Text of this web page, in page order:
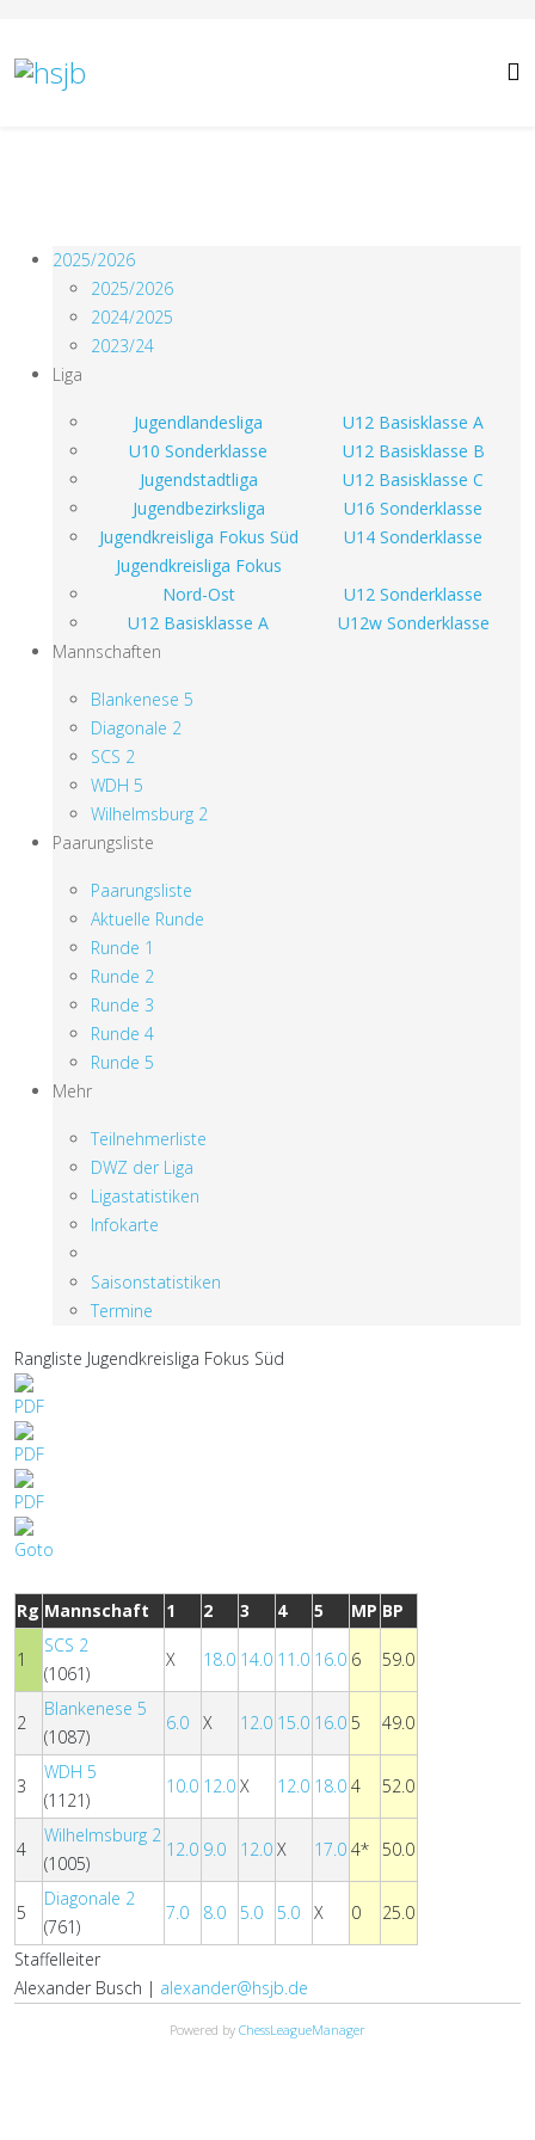
2025/2026
2025/2026
2024/2025
2023/24
Liga
Jugendlandesliga
U12 Basisklasse A
U10 Sonderklasse
U12 Basisklasse B
Jugendstadtliga
U12 Basisklasse C
Jugendbezirksliga
U16 Sonderklasse
Jugendkreisliga Fokus Süd
U14 Sonderklasse
Jugendkreisliga Fokus
Nord-Ost
U12 Sonderklasse
U12 Basisklasse A
U12w Sonderklasse
Mannschaften
Blankenese 5
Diagonale 2
SCS 2
WDH 5
Wilhelmsburg 2
Paarungsliste
Paarungsliste
Aktuelle Runde
Runde 1
Runde 2
Runde 3
Runde 4
Runde 5
Mehr
Teilnehmerliste
DWZ der Liga
Ligastatistiken
Infokarte
Saisonstatistiken
Termine
Rangliste Jugendkreisliga Fokus Süd
Rg Mannschaft 1 2 3 4 5 MP BP
1
SCS 2
(1061)
X 18.0 14.0 11.0 16.0 6 59.0
2
Blankenese 5
(1087)
6.0 X 12.0 15.0 16.0 5 49.0
3
WDH 5
(1121)
10.0 12.0 X 12.0 18.0 4 52.0
4
Wilhelmsburg 2
(1005)
12.0 9.0 12.0 X 17.0 4* 50.0
5
Diagonale 2
(761)
7.0 8.0 5.0 5.0 X 0 25.0
Staffelleiter
Alexander Busch | alexander@hsjb.de
Powered by ChessLeagueManager